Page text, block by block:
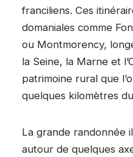
franciliens. Ces
domaniales comme
ou Montmorency,
la Seine, la Marne et
patrimoine rural que
quelques kilomètres
La grande randonnée
autour de quelques